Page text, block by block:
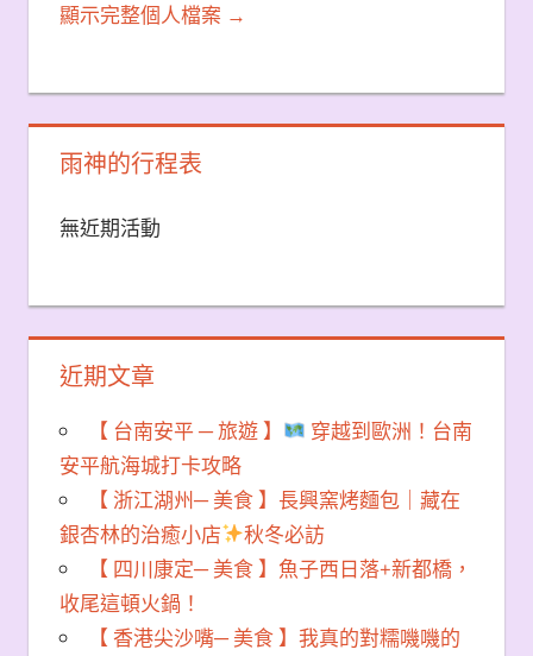
顯示完整個人檔案 →
雨神的行程表
無近期活動
近期文章
【 台南安平 ─ 旅遊 】
穿越到歐洲！台南
安平航海城打卡攻略
【 浙江湖州─ 美食 】長興窯烤麵包｜藏在
銀杏林的治癒小店
秋冬必訪
【 四川康定─ 美食 】魚子西日落+新都橋，
收尾這頓火鍋！
【 香港尖沙嘴─ 美食 】我真的對糯嘰嘰的